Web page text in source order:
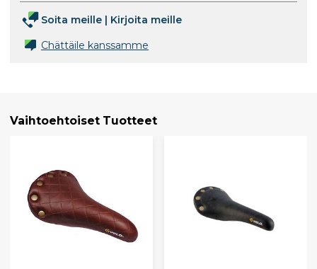
Soita meille | Kirjoita meille
Chättäile kanssamme
Vaihtoehtoiset Tuotteet